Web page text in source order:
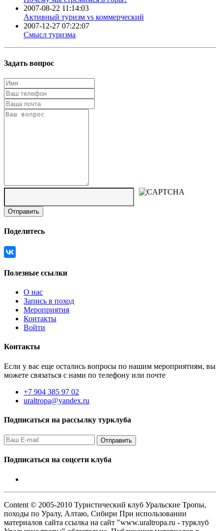
2007-08-22 11:14:03
Активный туризм vs коммерческий
2007-12-27 07:22:07
Смысл туризма
Задать вопрос
Поделитесь
Полезные ссылки
О нас
Запись в поход
Мероприятия
Контакты
Войти
Контакты
Если у вас еще остались вопросы по нашим мероприятиям, вы
можете связаться с нами по телефону или почте
+7 904 385 97 02
uraltropa@yandex.ru
Подписаться на рассылку турклуба
Подписаться на соцсети клуба
Content © 2005-2010 Туристический клуб Уральские Тропы,
походы по Уралу, Алтаю, Сибири При использовании
материалов сайта ссылка на сайт "www.uraltropa.ru - турклуб